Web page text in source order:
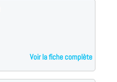
Voir la fiche complète